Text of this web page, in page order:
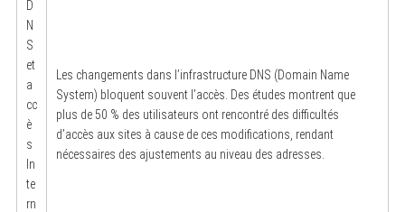
D
N
S
et
a
cc
è
s
In
te
rn
Les changements dans l’infrastructure DNS (Domain Name
System) bloquent souvent l’accès. Des études montrent que
plus de 50 % des utilisateurs ont rencontré des difficultés
d’accès aux sites à cause de ces modifications, rendant
nécessaires des ajustements au niveau des adresses.